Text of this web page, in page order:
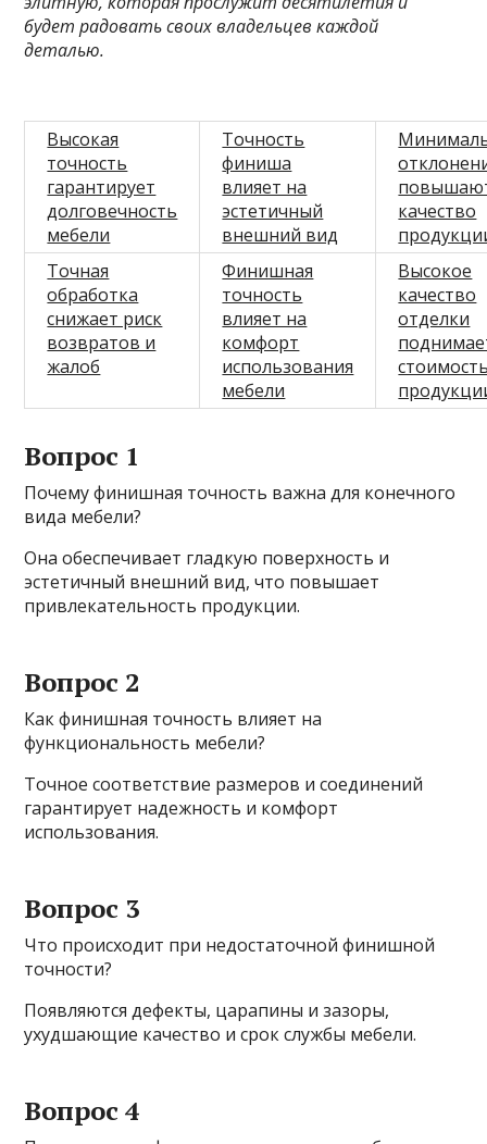
будет радовать своих владельцев каждой
деталью.
Высокая
точность
гарантирует
долговечность
мебели
Точность
финиша
влияет на
эстетичный
внешний вид
качество
Точная
обработка
снижает риск
возвратов и
жалоб
Финишная
точность
влияет на
комфорт
использования
мебели
Высокое
качество
отделки
Вопрос 1
Почему финишная точность важна для конечного
вида мебели?
Она обеспечивает гладкую поверхность и
эстетичный внешний вид, что повышает
привлекательность продукции.
Вопрос 2
Как финишная точность влияет на
функциональность мебели?
Точное соответствие размеров и соединений
гарантирует надежность и комфорт
использования.
Вопрос 3
Что происходит при недостаточной финишной
точности?
Появляются дефекты, царапины и зазоры,
ухудшающие качество и срок службы мебели.
Вопрос 4